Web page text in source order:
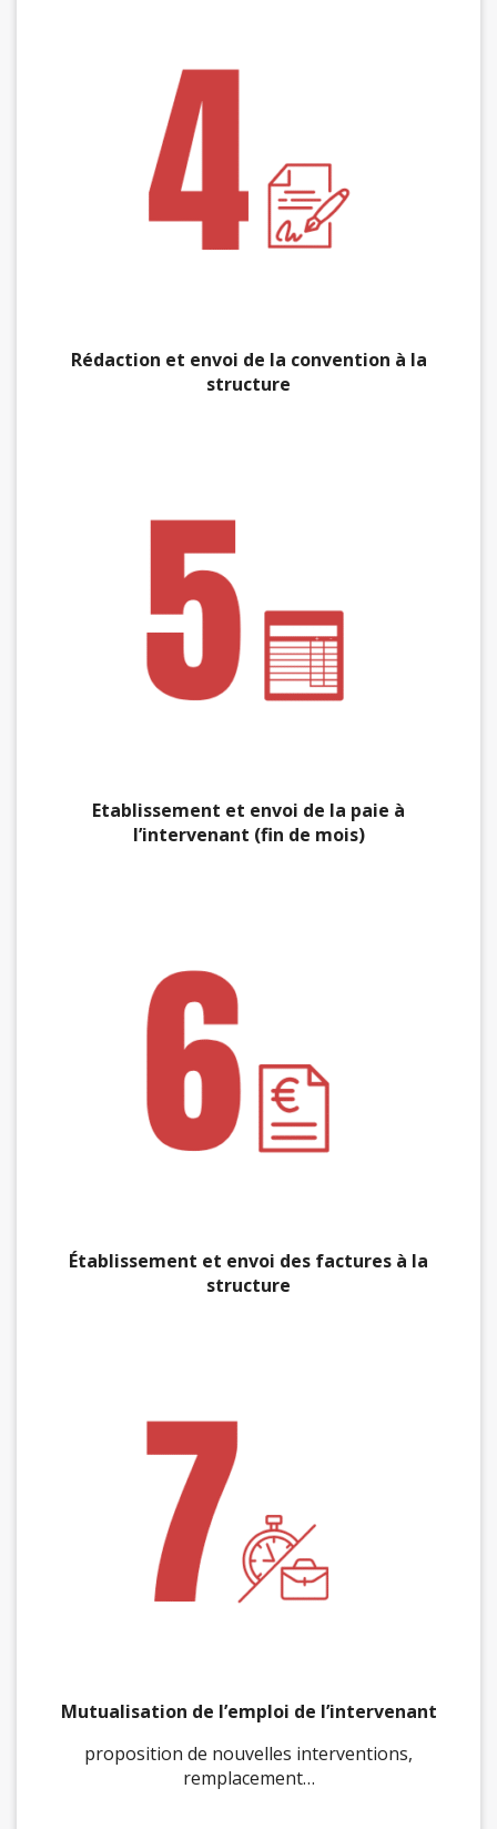
Rédaction et envoi de la convention à la
structure
Etablissement et envoi de la paie à
l’intervenant (fin de mois)
Établissement et envoi des factures à la
structure
Mutualisation de l’emploi de l’intervenant
proposition de nouvelles interventions,
remplacement…